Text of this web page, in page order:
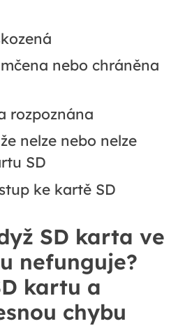
nebo chráněna
rozpoznána
nelze nebo nelze
SD
ke kartě SD
SD karta ve
nefunguje?
kartu a
chybu